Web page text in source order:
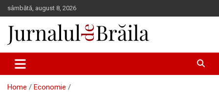
Skip
to
content
sâmbătă, august 8, 2026
Jurnalul de Brăila
Home
Economie